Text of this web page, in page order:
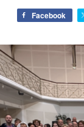
Facebook